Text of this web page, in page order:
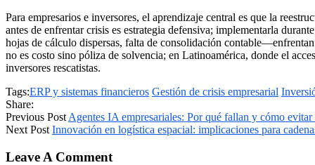
Para empresarios e inversores, el aprendizaje central es que la
antes de enfrentar crisis es estrategia defensiva; implementarla
hojas de cálculo dispersas, falta de consolidación
no es costo sino póliza de solvencia; en Latinoamérica, donde el
inversores rescatistas.
Tags:ERP y sistemas financieros Gestión de crisis empresarial
Share:
Previous Post Agentes IA empresariales: Por qué fallan y cómo evitar
Next Post Innovación en logística espacial: implicaciones para
Leave A Comment